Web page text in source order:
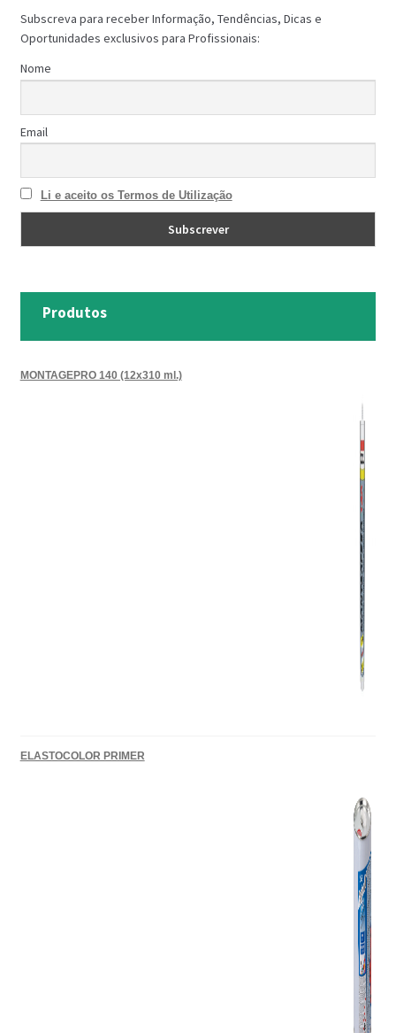
Subscreva para receber Informação, Tendências, Dicas e
Oportunidades exclusivos para Profissionais:
Nome
Email
Li e aceito os Termos de Utilização
Produtos
MONTAGEPRO 140 (12x310 ml.)
ELASTOCOLOR PRIMER